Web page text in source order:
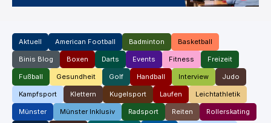
Aktuell American Football Badminton Basketball
Binis Blog Boxen Darts Events Fitness Freizeit
Fußball Gesundheit Golf Handball Interview Judo
Kampfsport Klettern Kugelsport Laufen Leichtathletik
Münster Münster Inklusiv Radsport Reiten Rollerskating